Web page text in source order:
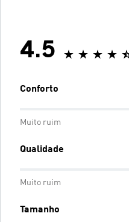
4.5
Conforto
Muito ruim
Qualidade
Muito ruim
Tamanho